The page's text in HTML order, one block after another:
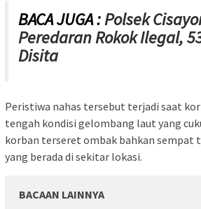
BACA JUGA :Polsek
Peredaran Rokok Ilegal,
Disita
Peristiwa nahas tersebut terjadi saat
tengah kondisi gelombang laut yang
korban terseret ombak bahkan sempat
yang berada di sekitar lokasi.
BACAAN LAINNYA